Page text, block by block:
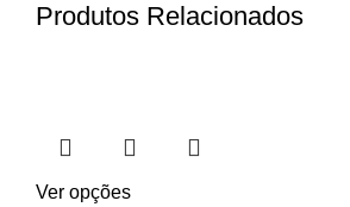
Produtos Relacionados
Ver opções